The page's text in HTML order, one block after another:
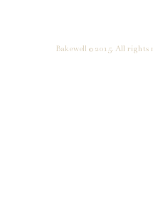
Bakewell © 2015. All rights